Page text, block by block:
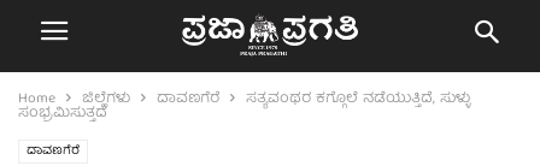
Home ಜಿಲ್ಲೆಗಳು ದಾವಣಗೆರೆ ಸತ್ಯವಂಥರ ಕಗ್ಗೊಲೆ ನಡೆಯುತ್ತಿದೆ, ಸುಳ್ಳು
ಸಂಭ್ರಮಿಸುತ್ತದೆ
ದಾವಣಗೆರೆ